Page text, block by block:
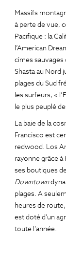
Massifs
à perte de vue,
Pacifique : la
l’American
cimes sauvages
Shasta au Nord
plages du Sud
les surfeurs, «
le plus peuplé
La baie de la
Francisco est
redwood. Los
rayonne grâce
ses boutiques
Downtown
plages. A
heures de
est doté d’un
toute l’année.